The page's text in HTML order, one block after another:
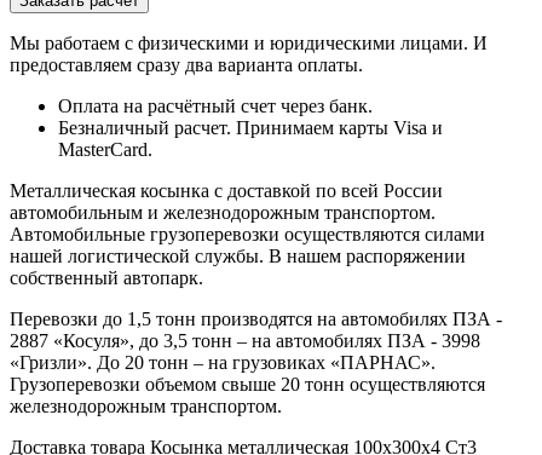
Мы работаем с физическими и юридическими лицами. И
предоставляем сразу два варианта оплаты.
Оплата на расчётный счет через банк.
Безналичный расчет. Принимаем карты Visa и
MasterCard.
Металлическая косынка с доставкой по всей России
автомобильным и железнодорожным транспортом.
Автомобильные грузоперевозки осуществляются силами
нашей логистической службы. В нашем распоряжении
собственный автопарк.
Перевозки до 1,5 тонн производятся на автомобилях ПЗА -
2887 «Косуля», до 3,5 тонн – на автомобилях ПЗА - 3998
«Гризли». До 20 тонн – на грузовиках «ПАРНАС».
Грузоперевозки объемом свыше 20 тонн осуществляются
железнодорожным транспортом.
Доставка товара Косынка металлическая 100х300х4 Ст3